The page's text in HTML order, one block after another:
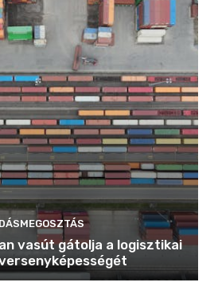
vasút gátolja a logisztikai